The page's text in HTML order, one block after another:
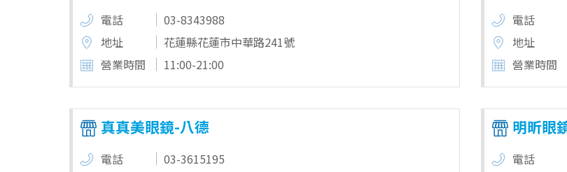
電話
03-8343988
地址
花蓮縣花蓮市中華路241號
營業時間
11:00-21:00
電話
地址
營業時間
真真美眼鏡-八德
電話
03-3615195
明昕眼
電話